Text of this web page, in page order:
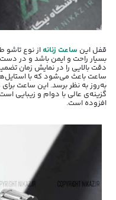
قفل این ساعت زنانه از نوع
بسیار راحت و ایمن باشد و در دست
دقت بالایی را در نمایش زمان
ساعت باعث می‌شود که با
به‌روز به نظر برسد. این ساعت
گزینه‌ی عالی با دوام و زیبایی
افزوده است.